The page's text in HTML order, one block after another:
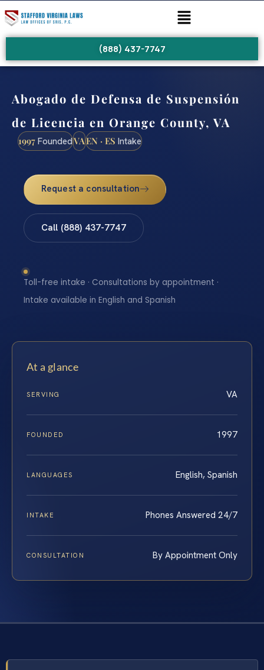
(888) 437-7747
Abogado de Defensa de Suspensión
de Licencia en Orange County, VA
1997 FoundedVAEN · ES Intake
Request a consultation
Call (888) 437-7747
Toll-free intake · Consultations by appointment ·
Intake available in English and Spanish
At a glance
SERVING VA
FOUNDED 1997
LANGUAGES English, Spanish
INTAKE Phones Answered 24/7
CONSULTATION By Appointment Only